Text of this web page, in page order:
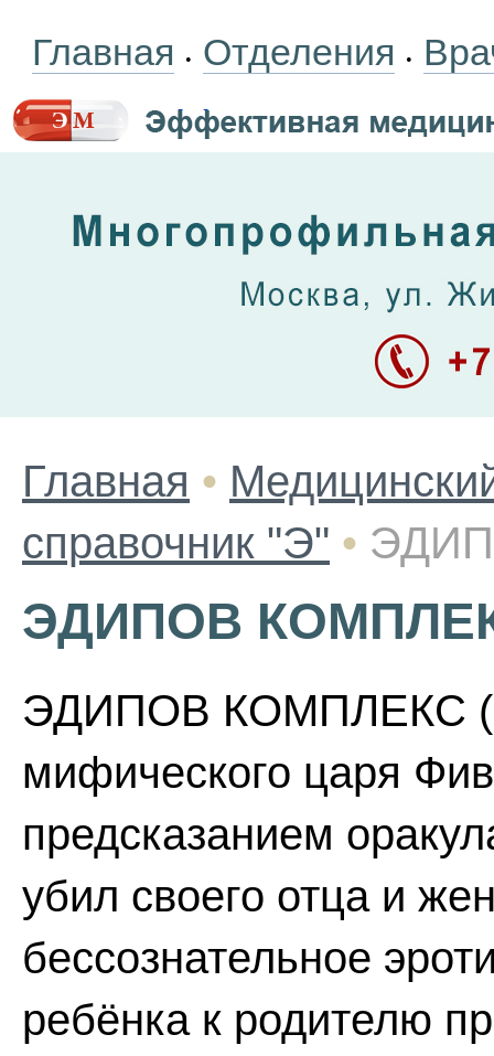
Главная • Отделения •
Главная •
справочник "Э" •
ЭДИПОВ
ЭДИПОВ КОМПЛЕКС
мифического царя
предсказанием
убил своего отца и
бессознательное
ребёнка к родителю